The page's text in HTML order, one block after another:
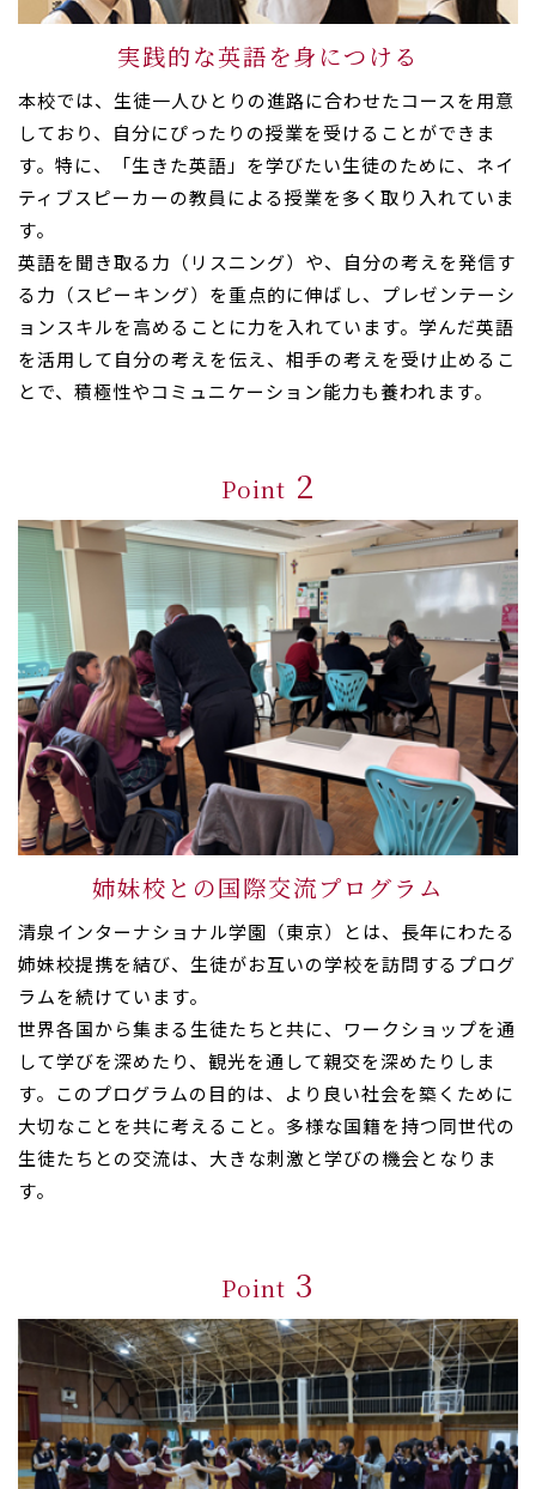
実践的な英語を身につける
本校では、生徒一人ひとりの進路に合わせたコースを用意
しており、自分にぴったりの授業を受けることができま
す。特に、「生きた英語」を学びたい生徒のために、ネイ
ティブスピーカーの教員による授業を多く取り入れていま
す。
英語を聞き取る力（リスニング）や、自分の考えを発信す
る力（スピーキング）を重点的に伸ばし、プレゼンテーシ
ョンスキルを高めることに力を入れています。学んだ英語
を活用して自分の考えを伝え、相手の考えを受け止めるこ
とで、積極性やコミュニケーション能力も養われます。
Point 2
姉妹校との国際交流プログラム
清泉インターナショナル学園（東京）とは、長年にわたる
姉妹校提携を結び、生徒がお互いの学校を訪問するプログ
ラムを続けています。
世界各国から集まる生徒たちと共に、ワークショップを通
して学びを深めたり、観光を通して親交を深めたりしま
す。このプログラムの目的は、より良い社会を築くために
大切なことを共に考えること。多様な国籍を持つ同世代の
生徒たちとの交流は、大きな刺激と学びの機会となりま
す。
Point 3